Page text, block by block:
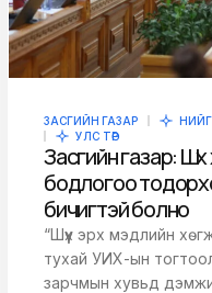
ЗАСГИЙН ГАЗАР
УЛС ТӨР
Засгийн газар:
бодлогоо
бичигтэй болно
“Шүүх эрх мэдлийн
тухай УИХ-ын
зарчмын хувьд